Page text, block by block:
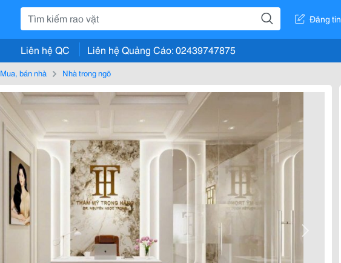
Đăng tin
Liên hệ QC Liên hệ Quảng Cáo: 02439747875
Mua, bán nhà Nhà trong ngõ